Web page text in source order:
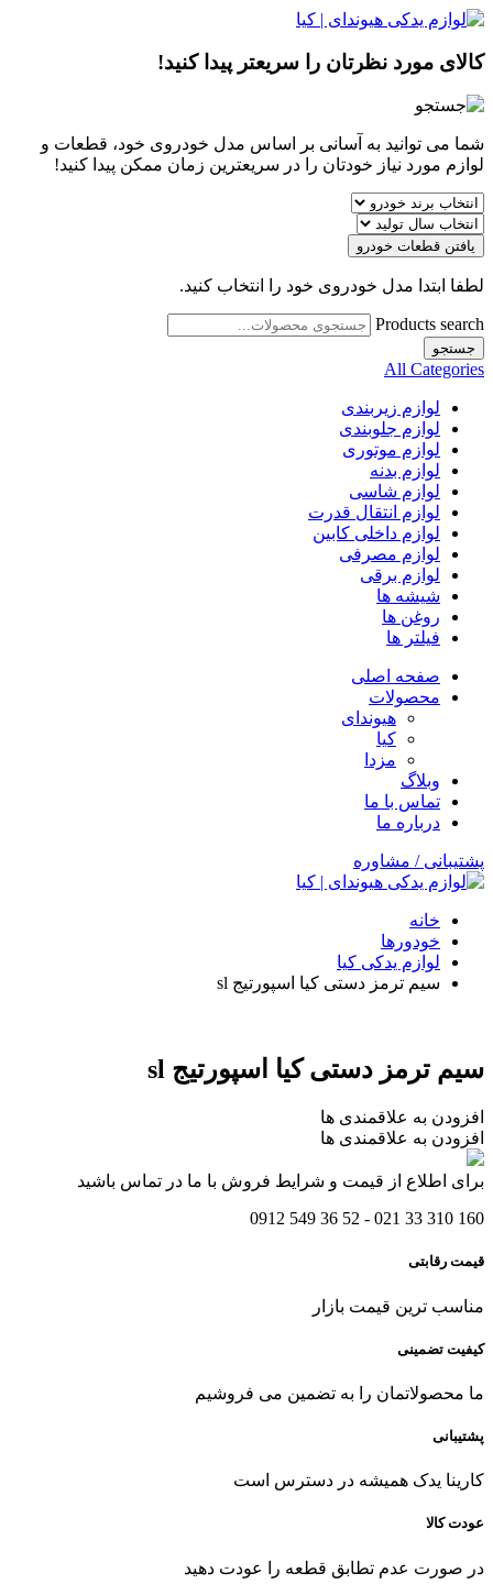
کالای مورد نظرتان را سریعتر پیدا کنید!
شما می توانید به آسانی بر اساس مدل خودروی خود، قطعات و
لوازم مورد نیاز خودتان را در سریعترین زمان ممکن پیدا کنید!
یافتن قطعات خودرو
لطفا ابتدا مدل خودروی خود را انتخاب کنید.
Products search
جستجو
All Categories
لوازم زیربندی
لوازم جلوبندی
لوازم موتوری
لوازم بدنه
لوازم شاسی
لوازم انتقال قدرت
لوازم داخلی کابین
لوازم مصرفی
لوازم برقی
شیشه ها
روغن ها
فیلتر ها
صفحه اصلی
محصولات
هیوندای
کیا
مزدا
وبلاگ
تماس با ما
درباره ما
پشتیبانی / مشاوره
خانه
خودورها
لوازم یدکی کیا
سیم ترمز دستی کیا اسپورتیج sl
سیم ترمز دستی کیا اسپورتیج sl
افزودن به علاقمندی ها
افزودن به علاقمندی ها
برای اطلاع از قیمت و شرایط فروش با ما در تماس باشید
160 310 33 021 - 52 36 549 0912
قیمت رقابتی
مناسب ترین قیمت بازار
کیفیت تضمینی
ما محصولاتمان را به تضمین می فروشیم
پشتیبانی
کارینا یدک همیشه در دسترس است
عودت کالا
در صورت عدم تطابق قطعه را عودت دهید